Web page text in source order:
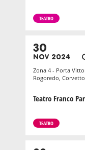
TEATRO
30
NOV 2024
Zona 4 - Porta
Rogoredo, Corvetto
Teatro Franco
TEATRO